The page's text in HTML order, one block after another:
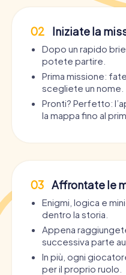
02 Iniziate la
Dopo un rapido
potete partire.
Prima missione:
scegliete un nome.
Pronti? Perfetto:
la mappa fino al
03 Affrontate le
Enigmi, logica e
dentro la storia.
Appena
successiva parte
In più, ogni
per il proprio ruolo.